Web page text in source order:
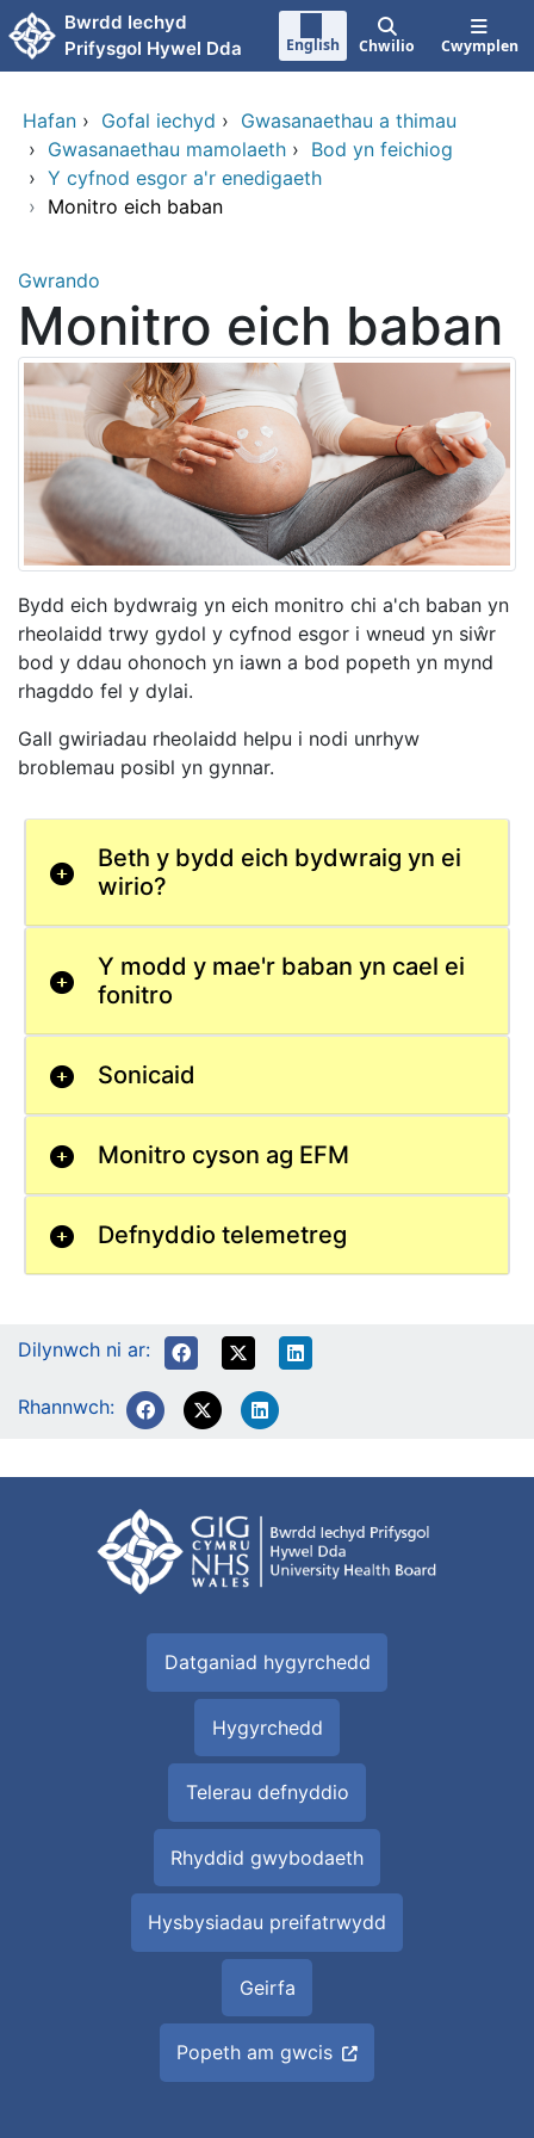
Neidio i'r prif gynnwy
Bwrdd Iechyd
Prifysgol Hywel Dda
English Chwilio Cwymplen
Hafan › Gofal iechyd › Gwasanaethau a thimau
› Gwasanaethau mamolaeth › Bod yn feichiog
› Y cyfnod esgor a'r enedigaeth
› Monitro eich baban
Gwrando
Monitro eich baban
Bydd eich bydwraig yn eich monitro chi a'ch baban yn
rheolaidd trwy gydol y cyfnod esgor i wneud yn siŵr
bod y ddau ohonoch yn iawn a bod popeth yn mynd
rhagddo fel y dylai.
Gall gwiriadau rheolaidd helpu i nodi unrhyw
broblemau posibl yn gynnar.
Beth y bydd eich bydwraig yn ei
wirio?
Y modd y mae'r baban yn cael ei
fonitro
Sonicaid
Monitro cyson ag EFM
Defnyddio telemetreg
Dilynwch ni ar:
Rhannwch:
Datganiad hygyrchedd
Hygyrchedd
Telerau defnyddio
Rhyddid gwybodaeth
Hysbysiadau preifatrwydd
Geirfa
Popeth am gwcis